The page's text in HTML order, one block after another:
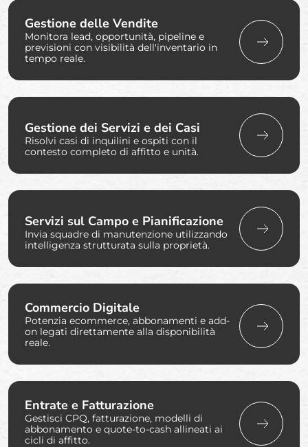
Gestione delle Vendite
Monitora lead, opportunità, pipeline e
previsioni con visibilità dell'inventario in
tempo reale.
Gestione dei Servizi e dei Casi
Risolvi casi di inquilini e ospiti con il
contesto completo di affitto e unità.
Servizi sul Campo e Pianificazione
Invia squadre di manutenzione utilizzando
intelligenza strutturata sulla proprietà.
Commercio Digitale
Potenzia ecommerce, abbonamenti e add-
on legati direttamente alla disponibilità
reale.
Entrate e Fatturazione
Gestisci CPQ, fatturazione, modelli di
abbonamento e quote-to-cash allineati ai
cicli di affitto.